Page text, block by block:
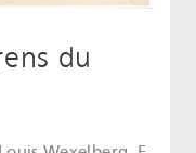
du